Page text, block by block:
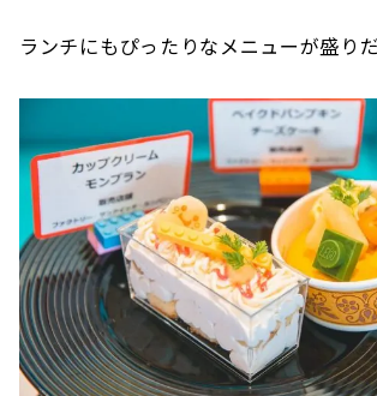
ランチにもぴったりなメニューが盛りだ